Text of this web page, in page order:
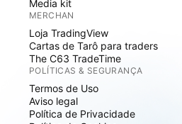
Media kit
MERCHAN
Loja TradingView
Cartas de Tarô para traders
The C63 TradeTime
POLÍTICAS & SEGURANÇA
Termos de Uso
Aviso legal
Política de Privacidade